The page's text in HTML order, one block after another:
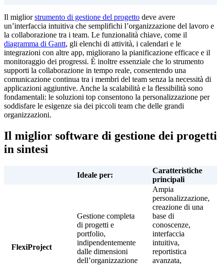
Il migliorstrumento di gestione del progetto deve avere
un’interfaccia intuitiva che semplifichi l’organizzazione del lavoro e
la collaborazione tra i team. Le funzionalità chiave, come il
diagramma di Gantt, gli elenchi di attività, i calendari e le
integrazioni con altre app, migliorano la pianificazione efficace e il
monitoraggio dei progressi. È inoltre essenziale che lo strumento
supporti la collaborazione in tempo reale, consentendo una
comunicazione continua tra i membri del team senza la necessità di
applicazioni aggiuntive. Anche la scalabilità e la flessibilità sono
fondamentali: le soluzioni top consentono la personalizzazione per
soddisfare le esigenze sia dei piccoli team che delle grandi
organizzazioni.
Il miglior software di gestione dei progetti
in sintesi
Ideale per:
Caratteristiche
principali
FlexiProject
Gestione completa
di progetti e
portfolio,
indipendentemente
dalle dimensioni
dell’organizzazione
Ampia
personalizzazione,
creazione di una
base di
conoscenze,
interfaccia
intuitiva,
reportistica
avanzata,